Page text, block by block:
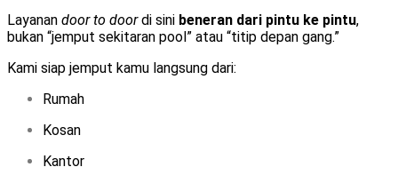
Layanan door to doordi sini beneran dari pintu ke pintu,
bukan “jemput sekitaran pool” atau “titip depan gang.”
Kami siap jemput kamu langsung dari:
Rumah
Kosan
Kantor